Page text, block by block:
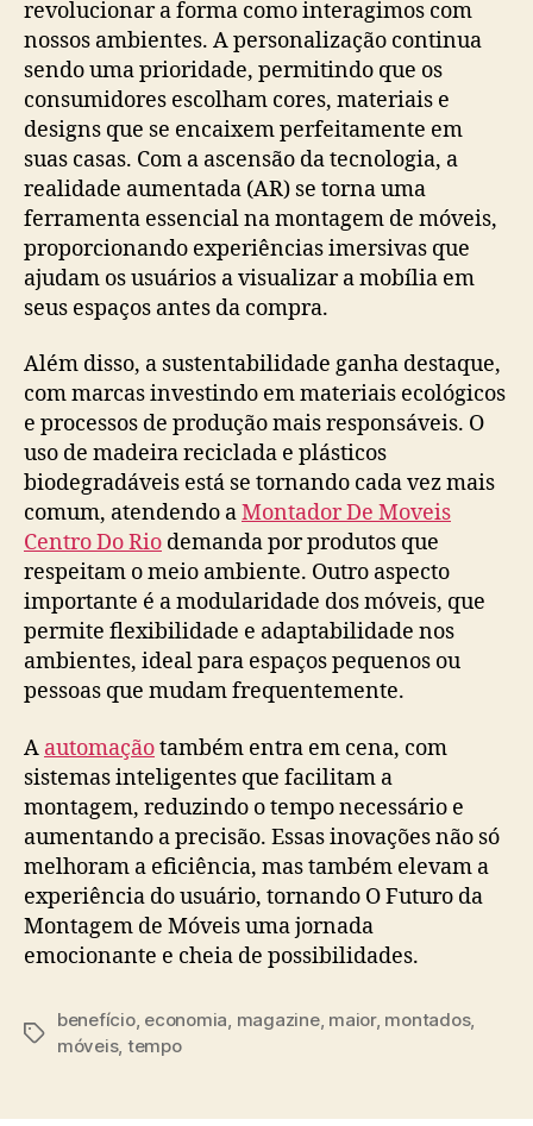
revolucionar a forma como interagimos com
nossos ambientes. A personalização continua
sendo uma prioridade, permitindo que os
consumidores escolham cores, materiais e
designs que se encaixem perfeitamente em
suas casas. Com a ascensão da tecnologia, a
realidade aumentada (AR) se torna uma
ferramenta essencial na montagem de móveis,
proporcionando experiências imersivas que
ajudam os usuários a visualizar a mobília em
seus espaços antes da compra.
Além disso, a sustentabilidade ganha destaque,
com marcas investindo em materiais ecológicos
e processos de produção mais responsáveis. O
uso de madeira reciclada e plásticos
biodegradáveis está se tornando cada vez mais
comum, atendendo aMontador De Moveis
Centro Do Rio demanda por produtos que
respeitam o meio ambiente. Outro aspecto
importante é a modularidade dos móveis, que
permite flexibilidade e adaptabilidade nos
ambientes, ideal para espaços pequenos ou
pessoas que mudam frequentemente.
A automaçãotambém entra em cena, com
sistemas inteligentes que facilitam a
montagem, reduzindo o tempo necessário e
aumentando a precisão. Essas inovações não só
melhoram a eficiência, mas também elevam a
experiência do usuário, tornando O Futuro da
Montagem de Móveis uma jornada
emocionante e cheia de possibilidades.
Tags
benefício, economia magazine, maior, montados,
móveis, tempo